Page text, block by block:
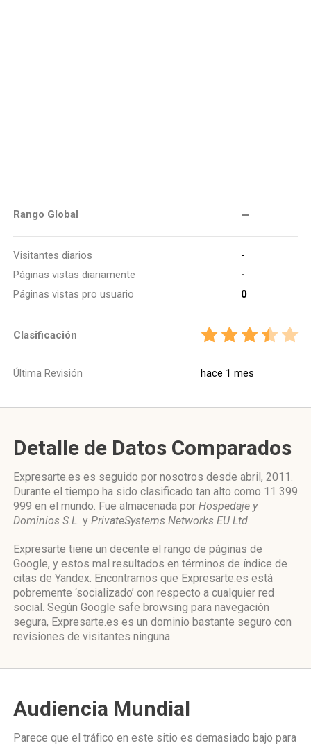
Rango Global -
Visitantes diarios
-
Páginas vistas diariamente
-
Páginas vistas pro usuario
0
Clasificación
Última Revisión hace 1 mes
Detalle de Datos Comparados
Expresarte.es es seguido por nosotros desde abril, 2011.
Durante el tiempo ha sido clasificado tan alto como 11 399
999 en el mundo. Fue almacenada por Hospedaje y
Dominios S.L. y PrivateSystems Networks EU Ltd.
Expresarte tiene un decente el rango de páginas de
Google, y estos mal resultados en términos de índice de
citas de Yandex. Encontramos que Expresarte.es está
pobremente ‘socializado’ con respecto a cualquier red
social. Según Google safe browsing para navegación
segura, Expresarte.es es un dominio bastante seguro con
revisiones de visitantes ninguna.
Audiencia Mundial
Parece que el tráfico en este sitio es demasiado bajo para